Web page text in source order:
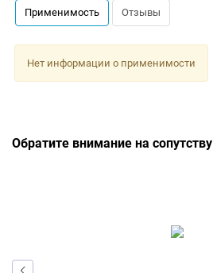
Применимость Отзывы
Нет информации о применимости
Обратите внимание на